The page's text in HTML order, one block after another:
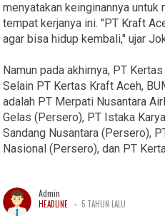
menyatakan keinginannya
tempat kerjanya ini. "PT Kraft
agar bisa hidup kembali," ujar
Namun pada akhirnya, PT
Selain PT Kertas Kraft Aceh,
adalah PT Merpati Nusantara
Gelas (Persero), PT Istaka
Sandang Nusantara (Persero),
Nasional (Persero), dan PT
Admin
HEADLINE - 5 TAHUN LALU